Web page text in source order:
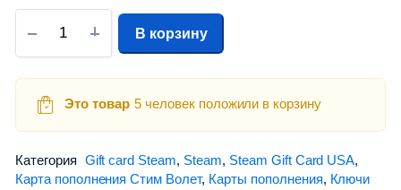
В корзину
Это товар 5 человек положили в корзину
Категория Gift card Steam, Steam, Steam Gift Card USA,
Карта пополнения Стим Волет, Карты пополнения, Ключи